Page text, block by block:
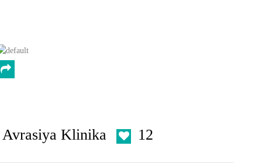
Avrasiya Klinika 12